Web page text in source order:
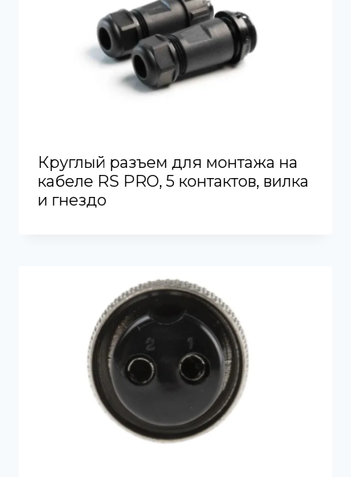
Круглый разъем для монтажа на
кабеле RS PRO, 5 контактов, вилка
и гнездо